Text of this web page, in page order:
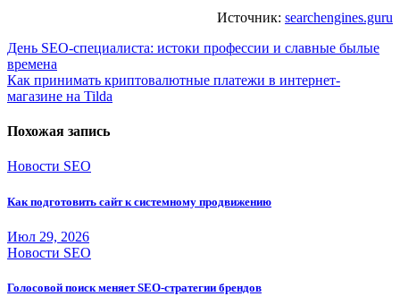
Источник: searchengines.guru
Навигация
по
записям
День SEO-специалиста: истоки профессии и славные былые
времена
Как принимать криптовалютные платежи в интернет-
магазине на Tilda
Похожая запись
Новости SEO
Как подготовить сайт к системному продвижению
Июл 29, 2026
Новости SEO
Голосовой поиск меняет SEO-стратегии брендов